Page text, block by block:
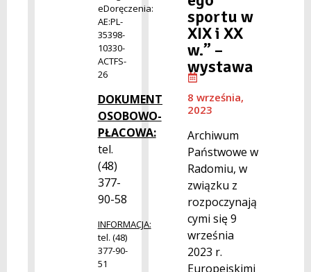
eDoręczenia:
AE:PL-
35398-
10330-
ACTFS-
26
DOKUMENTACJA
OSOBOWO-
PŁACOWA:
tel.
(48)
377-
90-58
INFORMACJA:
tel. (48)
377-90-
51
sportu w
XIX i XX
w.” –
wystawa
8 września,
2023
Archiwum
Państwowe w
Radomiu, w
związku z
rozpoczynają
cymi się 9
września
2023 r.
Europejskimi